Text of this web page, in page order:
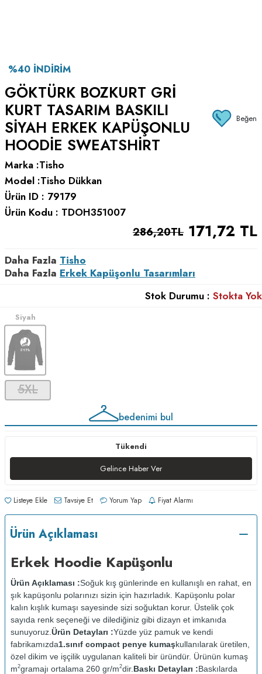
%40 İNDIRIM
GÖKTÜRK BOZKURT GRI
KURT TASARIM BASKILI
SIYAH ERKEK KAPÜŞONLU
HOODIE SWEATSHIRT
Beğen
Marka :Tisho
Model :Tisho Dükkan
Ürün ID : 79179
Ürün Kodu : TDOH351007
286,20TL 171,72 TL
Daha Fazla Tisho
Daha Fazla Erkek Kapüşonlu Tasarımları
Stok Durumu : Stokta Yok
Siyah
5XL
bedenimi bul
Tükendi
Gelince Haber Ver
Listeye Ekle Tavsiye Et Yorum Yap Fiyat Alarmı
Ürün Açıklaması
Erkek Hoodie Kapüşonlu
Ürün Açıklaması :Soğuk kış günlerinde en kullanışlı en rahat, en
şık kapüşonlu polarınızı sizin için hazırladık. Kapüşonlu polar
kalın kışlık kumaşı sayesinde sizi soğuktan korur. Üstelik çok
sayıda renk seçeneği ve dilediğiniz gibi dizayn et imkanıda
sunuyoruz. Ürün Detayları :Yüzde yüz pamuk ve kendi
fabrikamızda1.sınıf compact penye kumaşkullanılarak üretilen,
özel dikim ve işçilik uygulanan kaliteli bir üründür. Ürünün kumaş
m2gramajı ortalama 260 gr/m2dir. Baskı Detayları :Baskılarda